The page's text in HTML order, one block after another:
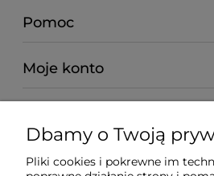
Pomoc
Moje konto
Informacje
Dbamy o Twoją
Pliki cookies i pokrewne im